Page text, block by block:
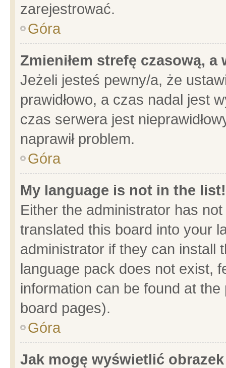
zarejestrować.
Góra
Zmieniłem strefę czasową,
Jeżeli jesteś pewny/a, że
prawidłowo, a czas nadal jest
czas serwera jest
naprawił problem.
Góra
My language is not in the list!
Either the administrator has
translated this board into your
administrator if they can install
language pack does not exist,
information can be found at
board pages).
Góra
Jak mogę wyświetlić